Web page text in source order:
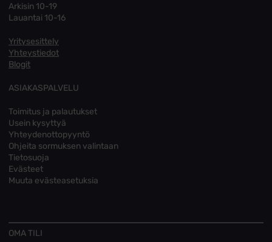
Arkisin 10-19
Lauantai 10-16
Yritysesittely
Yhteystiedot
Blogit
ASIAKASPALVELU
Toimitus ja palautukset
Usein kysyttyä
Yhteydenottopyyntö
Ohjeita sormuksen valintaan
Tietosuoja
Evästeet
Muuta evästeasetuksia
OMA TILI